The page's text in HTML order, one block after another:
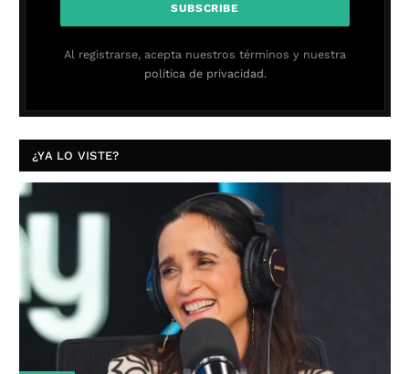
Al registrarse, acepta nuestros términos y nuestra
política de privacidad.
¿YA LO VISTE?